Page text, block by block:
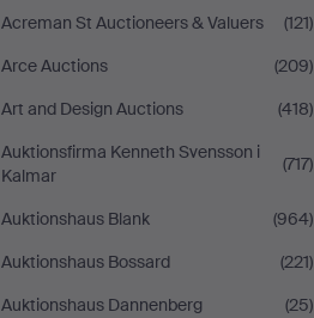
Acreman St Auctioneers & Valuers
(121)
Arce Auctions
(209)
Art and Design Auctions
(418)
Auktionsfirma Kenneth Svensson i
Kalmar
(717)
Auktionshaus Blank
(964)
Auktionshaus Bossard
(221)
Auktionshaus Dannenberg
(25)